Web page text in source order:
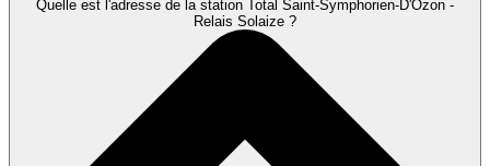
Quelle est l'adresse de la station Total Saint-Symphorien-D'Ozon -
Relais Solaize ?